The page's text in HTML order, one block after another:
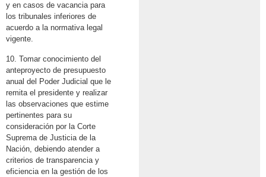
y en casos de vacancia para
los tribunales inferiores de
acuerdo a la normativa legal
vigente.
10. Tomar conocimiento del
anteproyecto de presupuesto
anual del Poder Judicial que le
remita el presidente y realizar
las observaciones que estime
pertinentes para su
consideración por la Corte
Suprema de Justicia de la
Nación, debiendo atender a
criterios de transparencia y
eficiencia en la gestión de los